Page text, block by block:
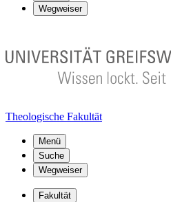
Wegweiser
Theologische Fakultät
Menü
Suche
Wegweiser
Fakultät